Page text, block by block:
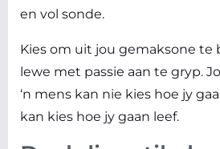
en vol sonde.
Kies om uit jou gemaksone te
lewe met passie aan te gryp.
‘n mens kan nie kies hoe jy
kan kies hoe jy gaan leef.